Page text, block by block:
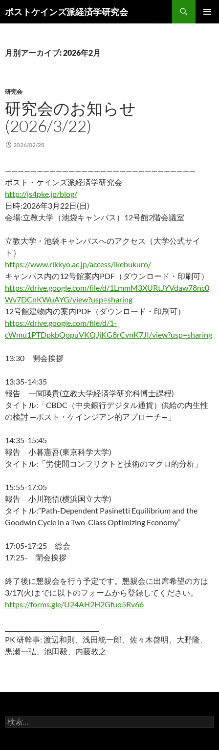
ン
ツ
キ
プ
ポストケインズ派経済学研究会
索
月別アーカイブ: 2026年2月
研究会
研究会のお知らせ
(2026/3/22)
2026/02/28
——————————————————————————————
ポスト・ケインズ派経済学研究会
http://js4pke.jp/blog/
日時:2026年3月22日(日)
会場:立教大学（池袋キャンパス）12号館2階会議室
立教大学・池袋キャンパスへのアクセス（大学公式サイ
ト）
https://www.rikkyo.ac.jp/access/ikebukuro/
キャンパス内の12号館案内PDF（ダウンロード・印刷可）
https://drive.google.com/file/d/1LmmM3XURtJYVdaw78nc0
Wv7DCnKWuAYG/view?usp=sharing
12号館建物内の案内PDF（ダウンロード・印刷可）
https://drive.google.com/file/d/1-
cWmu1PTDpkbQopuVKQJjKG8rCvnK7JI/view?usp=sharing
13:30 開会挨拶
13:35-14:35
報告 一関瑛貴(立教大学経済学研究科博士課程)
タイトル:「CBDC（中央銀行デジタル通貨）供給の内生性
の検討 —ポスト・ケインジアン的アプローチ—」
14:35-15:45
報告 小暮憲吾(東京科学大学)
タイトル:「労使間コンフリクトと技術のマクロ的分析」
15:55-17:05
報告 小川翔悟(横浜国立大学)
タイトル:”Path-Dependent Pasinetti Equilibrium and the
Goodwin Cycle in a Two-Class Optimizing Economy”
17:05-17:25 総会
17:25- 閉会挨拶
終了後に懇親会を行う予定です。懇親会に出席希望の方は
3/17(火)までに以下のフォームから登録してください。
https://forms.gle/U24AH2H2Gfuo5Rv66
PK 研幹事: 渡辺和則、浅田統一郎、佐々木啓明、大野隆、
黒瀬一弘、池田毅、内藤敦之
検
索: